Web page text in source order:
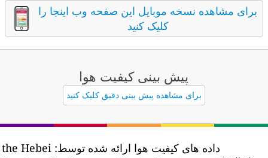
برای مشاهده نسخه موبایل این صفحه وب اینجا را
کلیک کنید
پیش بینی کیفیت هوا
برای مشاهده پیش بینی دقیق کلیک کنید
داده های کیفیت هوا ارائه شده توسط: the Hebei